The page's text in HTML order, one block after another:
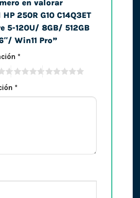
en valorar
250R G10 C14Q3ET
5-120U/ 8GB/ 512GB
Win11 Pro”
*
*